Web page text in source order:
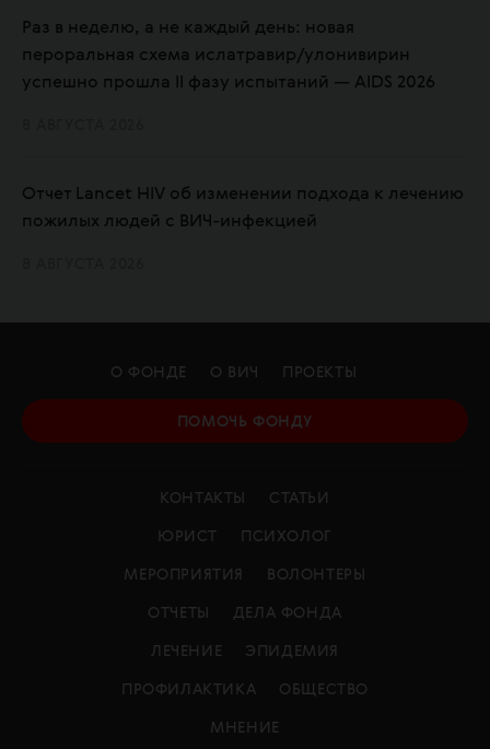
Раз в неделю, а не каждый день: новая
пероральная схема ислатравир/улонивирин
успешно прошла II фазу испытаний — AIDS 2026
Отчет Lancet HIV об изменении подхода к лечению
пожилых людей с ВИЧ-инфекцией
О ФОНДЕ О ВИЧ ПРОЕКТЫ
ПОМОЧЬ ФОНДУ
КОНТАКТЫ СТАТЬИ
ЮРИСТ ПСИХОЛОГ
МЕРОПРИЯТИЯ ВОЛОНТЕРЫ
ОТЧЕТЫ ДЕЛА ФОНДА
ЛЕЧЕНИЕ ЭПИДЕМИЯ
ПРОФИЛАКТИКА ОБЩЕСТВО
МНЕНИЕ